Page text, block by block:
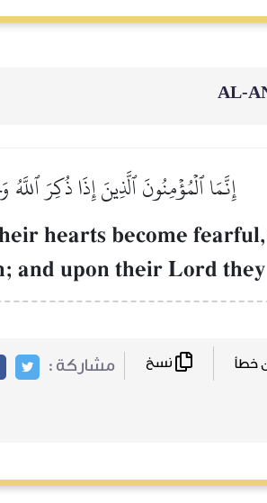
إِنَّمَا ٱلۡمُؤۡمِنُونَ ٱلَّذِينَ إِذَا ذُكِرَ
hearts become
and upon their Lord
مشاركة :